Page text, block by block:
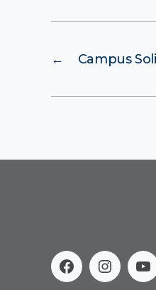
← Campus
Facebook